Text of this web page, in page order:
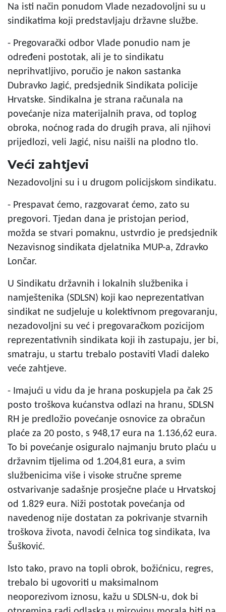
Na isti način ponudom Vlade nezadovoljni su u
sindikatima koji predstavljaju državne službe.
- Pregovarački odbor Vlade ponudio nam je
određeni postotak, ali je to sindikatu
neprihvatljivo, poručio je nakon sastanka
Dubravko Jagić, predsjednik Sindikata policije
Hrvatske. Sindikalna je strana računala na
povećanje niza materijalnih prava, od toplog
obroka, noćnog rada do drugih prava, ali njihovi
prijedlozi, veli Jagić, nisu naišli na plodno tlo.
Veći zahtjevi
Nezadovoljni su i u drugom policijskom sindikatu.
- Prespavat ćemo, razgovarat ćemo, zato su
pregovori. Tjedan dana je pristojan period,
možda se stvari pomaknu, ustvrdio je predsjednik
Nezavisnog sindikata djelatnika MUP-a, Zdravko
Lončar.
U Sindikatu državnih i lokalnih službenika i
namještenika (SDLSN) koji kao neprezentativan
sindikat ne sudjeluje u kolektivnom pregovaranju,
nezadovoljni su već i pregovaračkom pozicijom
reprezentativnih sindikata koji ih zastupaju, jer bi,
smatraju, u startu trebalo postaviti Vladi daleko
veće zahtjeve.
- Imajući u vidu da je hrana poskupjela pa čak 25
posto troškova kućanstva odlazi na hranu, SDLSN
RH je predložio povećanje osnovice za obračun
plaće za 20 posto, s 948,17 eura na 1.136,62 eura.
To bi povećanje osiguralo najmanju bruto plaću u
državnim tijelima od 1.204,81 eura, a svim
službenicima više i visoke stručne spreme
ostvarivanje sadašnje prosječne plaće u Hrvatskoj
od 1.829 eura. Niži postotak povećanja od
navedenog nije dostatan za pokrivanje stvarnih
troškova života, navodi čelnica tog sindikata, Iva
Šušković.
Isto tako, pravo na topli obrok, božićnicu, regres,
trebalo bi ugovoriti u maksimalnom
neoporezivom iznosu, kažu u SDLSN-u, dok bi